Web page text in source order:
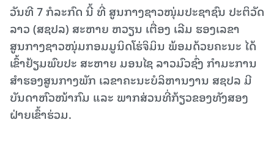
ວັນທີ 7 ກໍລະກົດ ນີ້ ທີ່ ສູນກາງຊາວໜຸ່ມປະຊາຊົນ ປະຕິວັດ
ລາວ (ສຊປລ) ສະຫາຍ ຫວຽນ ເຕື່ອງ ເລີມ ຮອງເລຂາ
ສູນກາງຊາວໜຸ່ມກອມມູນິດໂຮ່ຈິມິນ ພ້ອມດ້ວຍຄະນະ ໄດ້
ເຂົ້າຢ້ຽມພົບປະ ສະຫາຍ ມອນໄຊ ລາວມົວຊົ່ງ ກຳມະການ
ສໍາຮອງສູນກາງພັກ ເລຂາຄະນະບໍລິຫານງານ ສຊປລ ມີ
ບັນດາຫົວໜ້າກົມ ແລະ ພາກສ່ວນທີ່ກ້ຽວຂອງທັງສອງ
ຝ່າຍເຂົ້າຮ່ວມ.